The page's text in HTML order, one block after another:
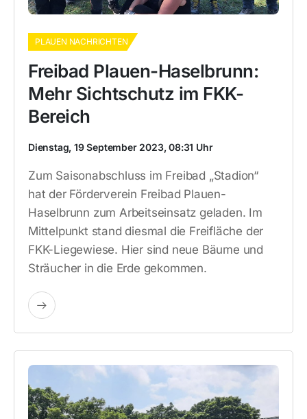
PLAUEN NACHRICHTEN
Freibad Plauen-Haselbrunn:
Mehr Sichtschutz im FKK-
Bereich
Dienstag, 19 September 2023, 08:31 Uhr
Zum Saisonabschluss im Freibad „Stadion“
hat der Förderverein Freibad Plauen-
Haselbrunn zum Arbeitseinsatz geladen. Im
Mittelpunkt stand diesmal die Freifläche der
FKK-Liegewiese. Hier sind neue Bäume und
Sträucher in die Erde gekommen.